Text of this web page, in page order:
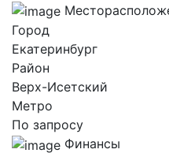
Город
Екатеринбург
Район
Верх-Исетский
Метро
По запросу
Финансы